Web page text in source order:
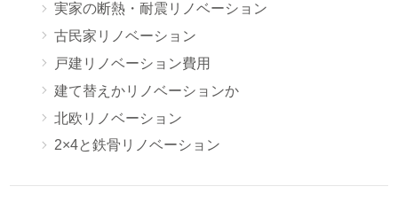
実家の断熱・耐震リノベーション
古民家リノベーション
戸建リノベーション費用
建て替えかリノベーションか
北欧リノベーション
2×4と鉄骨リノベーション